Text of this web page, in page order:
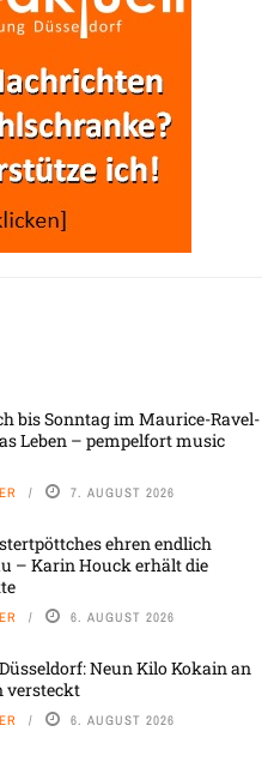
bis Sonntag im Maurice-Ravel-
Leben – pempelfort music
7. AUGUST 2026
ehren endlich
– Karin Houck erhält die
6. AUGUST 2026
Neun Kilo Kokain an
versteckt
6. AUGUST 2026